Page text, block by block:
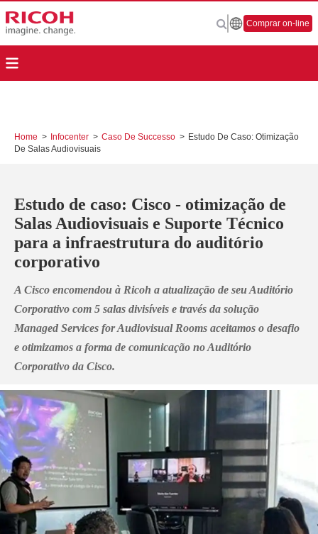
Comprar on-line
Home > Infocenter > Caso De Successo > Estudo De Caso: Otimização
De Salas Audiovisuais
Estudo de caso: Cisco - otimização de
Salas Audiovisuais e Suporte Técnico
para a infraestrutura do auditório
corporativo
A Cisco encomendou à Ricoh a atualização de seu Auditório
Corporativo com 5 salas divisíveis e través da solução
Managed Services for Audiovisual Rooms aceitamos o desafio
e otimizamos a forma de comunicação no Auditório
Corporativo da Cisco.